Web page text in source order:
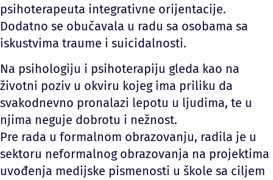
psihoterapeuta integrativne orijentacije.
Dodatno se obučavala u radu sa osobama sa
iskustvima traume i suicidalnosti.
Na psihologiju i psihoterapiju gleda kao na
životni poziv u okviru kojeg ima priliku da
svakodnevno pronalazi lepotu u ljudima, te u
njima neguje dobrotu i nežnost.
Pre rada u formalnom obrazovanju, radila je u
sektoru neformalnog obrazovanja na projektima
uvođenja medijske pismenosti u škole sa ciljem